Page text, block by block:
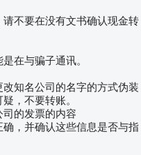
不要在没有文书确认现金转
在与骗子通讯。
知名公司的名字的方式伪装
，不要转账。
司的发票的内容
，并确认这些信息是否与指